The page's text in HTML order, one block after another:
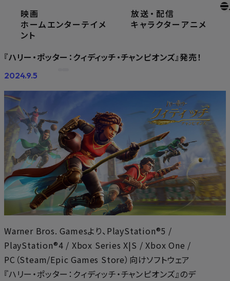
映画
ホームエンターテイメ
ント
放送 ・ 配信
キャラクター アニメ
ホーム
『ハリー・ポッター：クィディッチ・チャンピオンズ』発売！
『ハリー・ポッター：クィディッチ・チャンピオンズ』発売！
2024.9.5
Warner Bros. Gamesより、PlayStation®5 /
PlayStation®4 / Xbox Series X|S / Xbox One /
PC（Steam/Epic Games Store）向けソフトウェア
『ハリー・ポッター：クィディッチ・チャンピオンズ』のデ